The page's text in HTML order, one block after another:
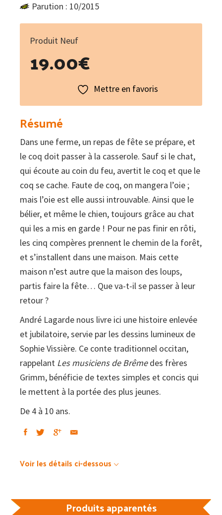
Parution : 10/2015
Produit Neuf
19.00€
Mettre en favoris
Résumé
Dans une ferme, un repas de fête se prépare, et
le coq doit passer à la casserole. Sauf si le chat,
qui écoute au coin du feu, avertit le coq et que le
coq se cache. Faute de coq, on mangera l’oie ;
mais l’oie est elle aussi introuvable. Ainsi que le
bélier, et même le chien, toujours grâce au chat
qui les a mis en garde ! Pour ne pas finir en rôti,
les cinq compères prennent le chemin de la forêt,
et s’installent dans une maison. Mais cette
maison n’est autre que la maison des loups,
partis faire la fête… Que va-t-il se passer à leur
retour ?
André Lagarde nous livre ici une histoire enlevée
et jubilatoire, servie par les dessins lumineux de
Sophie Vissière. Ce conte traditionnel occitan,
rappelant Les musiciens de Brêmedes frères
Grimm, bénéficie de textes simples et concis qui
le mettent à la portée des plus jeunes.
De 4 à 10 ans.
Voir les détails ci-dessous
Produits apparentés